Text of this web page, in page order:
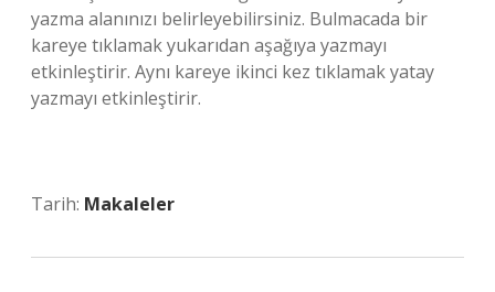
yazma alanınızı belirleyebilirsiniz. Bulmacada bir
kareye tıklamak yukarıdan aşağıya yazmayı
etkinleştirir. Aynı kareye ikinci kez tıklamak yatay
yazmayı etkinleştirir.
Tarih: Makaleler